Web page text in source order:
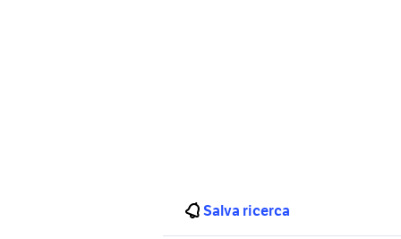
Salva ricerca